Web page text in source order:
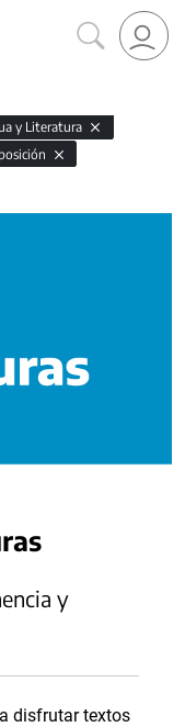
y Literatura
y
disfrutar textos